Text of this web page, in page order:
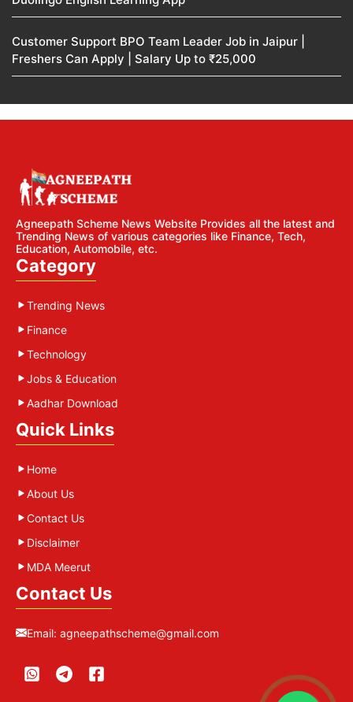
Customer Support BPO Team Leader Job in Jaipur |
Freshers Can Apply | Salary Up to ₹25,000
Agneepath Scheme News Website Provides all the latest and
Trending News of various categories like Finance, Tech,
Education, Automobile, etc.
Category
Trending News
Finance
Technology
Jobs & Education
Aadhar Download
Quick Links
Home
About Us
Contact Us
Disclaimer
MDA Meerut
Contact Us
Email: agneepathscheme@gmail.com